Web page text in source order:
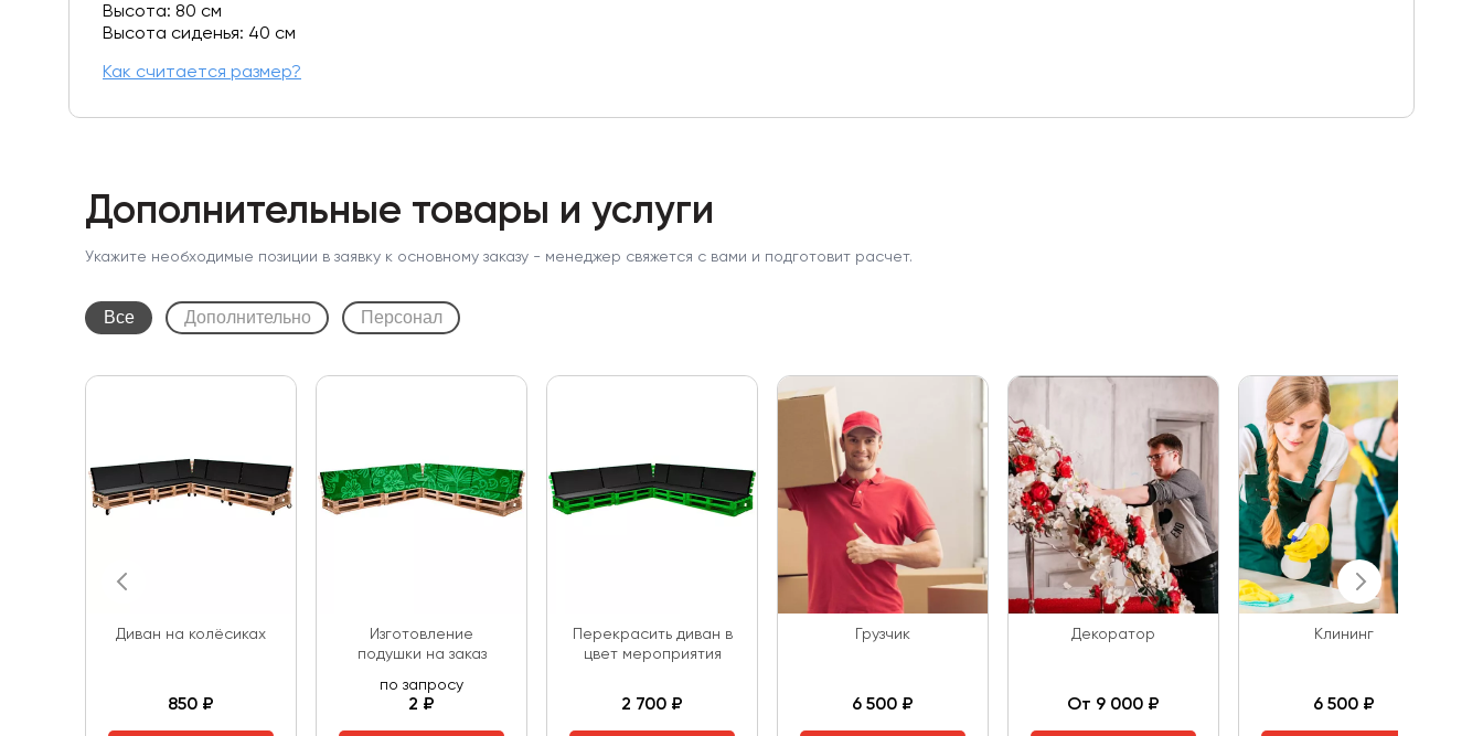
Высота: 80 см
Высота сиденья: 40 см
Как считается размер?
Дополнительные товары и услуги
Укажите необходимые позиции в заявку к основному заказу - менеджер свяжется с вами и подготовит расчет.
Все Дополнительно Персонал
Диван на колёсиках
850 ₽
Изготовление
подушки на заказ
по запросу
2 ₽
Перекрасить диван в
цвет мероприятия
2 700 ₽
Грузчик
6 500 ₽
Декоратор
От 9 000 ₽
Клининг
6 500 ₽